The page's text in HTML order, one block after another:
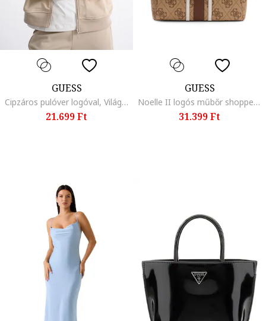
GUESS
Cipzáros pulóver logóval, Világos tópbarna
21.699 Ft
GUESS
Noelle II logós műbőr shopper fazonú táska, Barna/Törtfehér
31.399 Ft